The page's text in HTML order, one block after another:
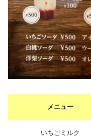
メニュー
いちごミルク